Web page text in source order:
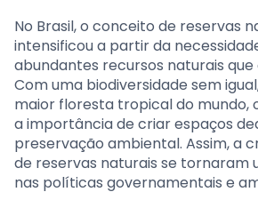
No Brasil, o conceito de reservas
intensificou a partir da
abundantes recursos naturais que
Com uma biodiversidade sem
maior floresta tropical do mundo,
a importância de criar espaços
preservação ambiental. Assim, a
de reservas naturais se tornaram
nas políticas governamentais e